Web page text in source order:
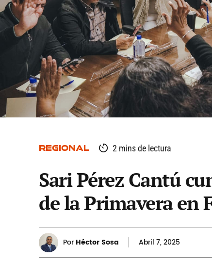
REGIONAL 2 mins de lectura
Sari Pérez Cantú
de la Primavera en
Por Héctor Sosa Abril 7, 2025